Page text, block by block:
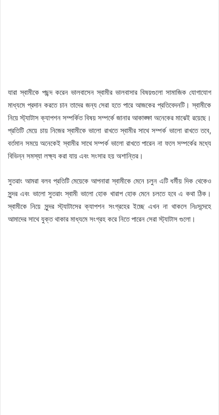
যারা স্বামীকে পছন্দ করেন ভালবাসেন স্বামীর ভালবাসার বিষয়গুলো সামাজিক যোগাযোগ
মাধ্যমে প্রদান করতে চান তাদের জন্য সেরা হতে পারে আজকের প্রতিবেদনটি। স্বামীকে
নিয়ে স্ট্যাটাস ক্যাপশন সম্পর্কিত বিষয় সম্পর্কে জানার আকাঙ্ক্ষা অনেকের মাঝেই রয়েছে।
প্রতিটি মেয়ে চায় নিজের স্বামীকে ভালো রাখতে স্বামীর সাথে সম্পর্ক ভালো রাখতে তবে,
বর্তমান সময়ে অনেকেই স্বামীর সাথে সম্পর্ক ভালো রাখতে পারেন না ফলে সম্পর্কের মধ্যে
বিভিন্ন সমস্যা লক্ষ্য করা যায় এবং সংসার হয় অশান্তির।
সুতরাং আমরা বলব প্রতিটি মেয়েকে আপনারা স্বামীকে মেনে চলুন এটি ধর্মীয় দিক থেকেও
সুন্দর এবং ভালো সুতরাং স্বামী ভালো হোক খারাপ হোক মেনে চলতে হবে এ কথা ঠিক।
স্বামীকে নিয়ে সুন্দর স্ট্যাটাসের ক্যাপশন সংগ্রহের ইচ্ছে এখন না থাকলে নিঃসন্দেহে
আমাদের সাথে যুক্ত থাকার মাধ্যমে সংগ্রহ করে নিতে পারেন সেরা স্ট্যাটাস গুলো।